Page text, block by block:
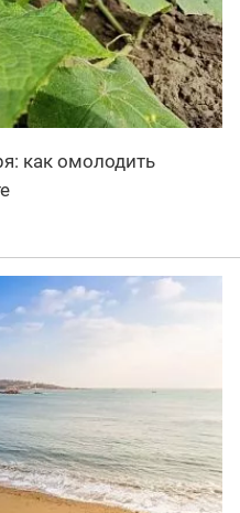
как омолодить